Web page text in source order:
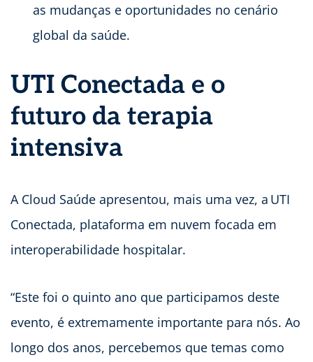
as mudanças e oportunidades no cenário
global da saúde.
UTI Conectada e o
futuro da terapia
intensiva
A Cloud Saúde apresentou, mais uma vez, a UTI
Conectada, plataforma em nuvem focada em
interoperabilidade hospitalar.
“Este foi o quinto ano que participamos deste
evento, é extremamente importante para nós. Ao
longo dos anos, percebemos que temas como